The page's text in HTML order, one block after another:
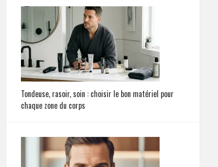
Tondeuse, rasoir, soin : choisir le bon matériel pour
chaque zone du corps